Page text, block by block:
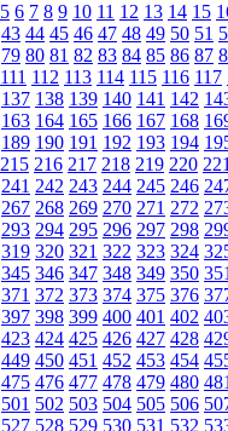
5 6 7 8 9 10 11 12 13 14 15
43 44 45 46 47 48 49 50 51
79 80 81 82 83 84 85 86 87
111 112 113 114 115 116 117
137 138 139 140 141 142
163 164 165 166 167 168
189 190 191 192 193 194
215 216 217 218 219 220
241 242 243 244 245 246
267 268 269 270 271 272
293 294 295 296 297 298
319 320 321 322 323 324
345 346 347 348 349 350
371 372 373 374 375 376
397 398 399 400 401 402
423 424 425 426 427 428
449 450 451 452 453 454
475 476 477 478 479 480
501 502 503 504 505 506
527 528 529 530 531 532